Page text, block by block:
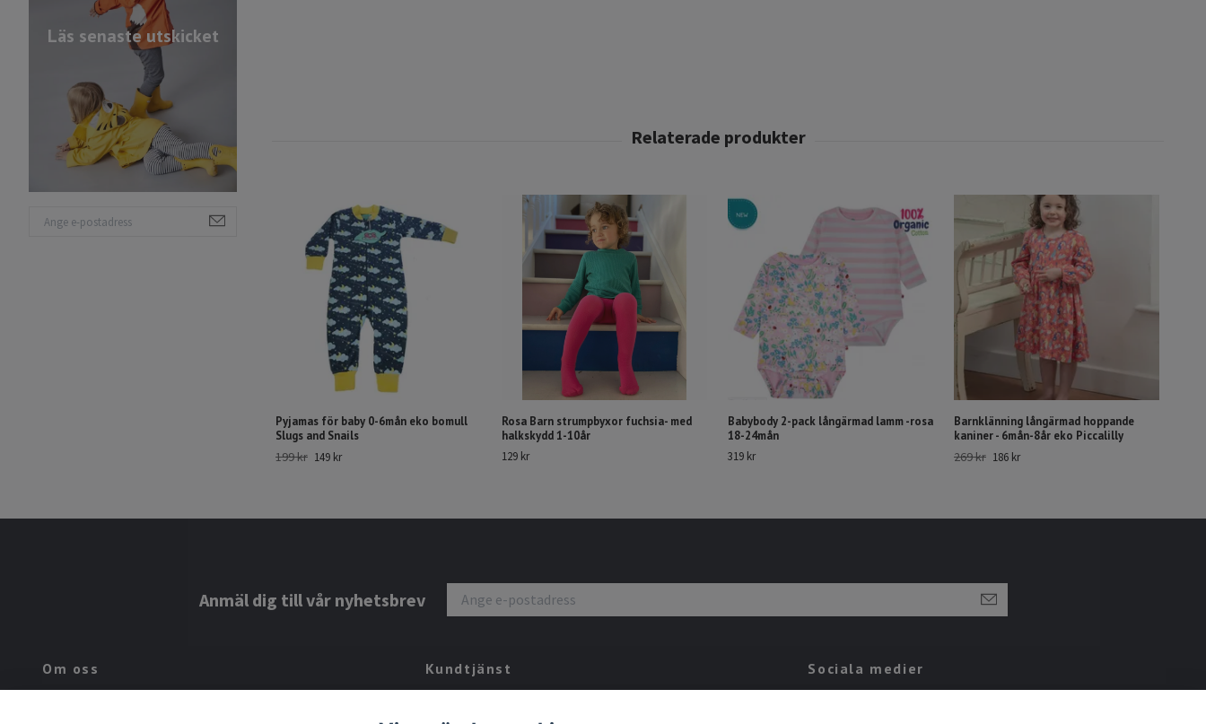
Läs senaste utskicket
Pyjamas för baby 0-6mån eko bomull
Slugs and Snails
199 kr 149 kr
Rosa Barn strumpbyxor fuchsia- med
halkskydd 1-10år
129 kr
Babybody 2-pack långärmad lamm -rosa
18-24mån
319 kr
Barnklänning långärmad hoppande
kaniner - 6mån-8år eko Piccalilly
269 kr 186 kr
Anmäl dig till vår nyhetsbrev
Om oss Kundtjänst Sociala medier